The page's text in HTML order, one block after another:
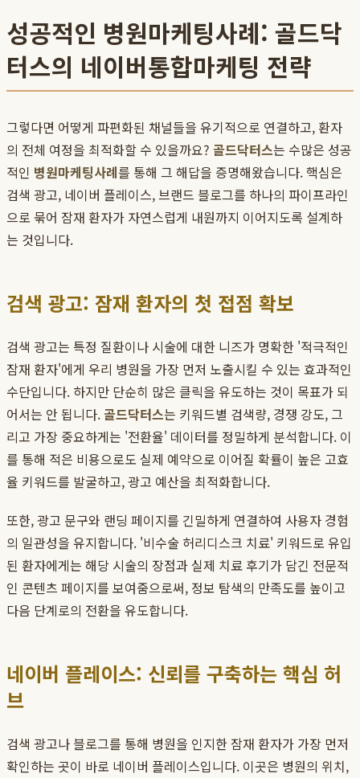
성공적인 병원마케팅사례: 골드닥
터스의 네이버통합마케팅 전략
그렇다면 어떻게 파편화된 채널들을 유기적으로 연결하고, 환자
의 전체 여정을 최적화할 수 있을까요? 골드닥터스는 수많은 성공
적인 병원마케팅사례를 통해 그 해답을 증명해왔습니다. 핵심은
검색 광고, 네이버 플레이스, 브랜드 블로그를 하나의 파이프라인
으로 묶어 잠재 환자가 자연스럽게 내원까지 이어지도록 설계하
는 것입니다.
검색 광고: 잠재 환자의 첫 접점 확보
검색 광고는 특정 질환이나 시술에 대한 니즈가 명확한 '적극적인
잠재 환자'에게 우리 병원을 가장 먼저 노출시킬 수 있는 효과적인
수단입니다. 하지만 단순히 많은 클릭을 유도하는 것이 목표가 되
어서는 안 됩니다. 골드닥터스는 키워드별 검색량, 경쟁 강도, 그
리고 가장 중요하게는 '전환율' 데이터를 정밀하게 분석합니다. 이
를 통해 적은 비용으로도 실제 예약으로 이어질 확률이 높은 고효
율 키워드를 발굴하고, 광고 예산을 최적화합니다.
또한, 광고 문구와 랜딩 페이지를 긴밀하게 연결하여 사용자 경험
의 일관성을 유지합니다. '비수술 허리디스크 치료' 키워드로 유입
된 환자에게는 해당 시술의 장점과 실제 치료 후기가 담긴 전문적
인 콘텐츠 페이지를 보여줌으로써, 정보 탐색의 만족도를 높이고
다음 단계로의 전환을 유도합니다.
네이버 플레이스: 신뢰를 구축하는 핵심 허
브
검색 광고나 블로그를 통해 병원을 인지한 잠재 환자가 가장 먼저
확인하는 곳이 바로 네이버 플레이스입니다. 이곳은 병원의 위치,